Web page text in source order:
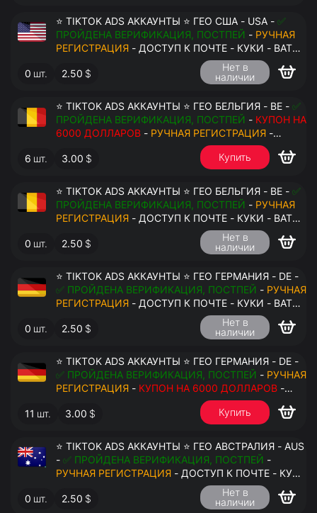
⭐ TIKTOK ADS АККАУНТЫ ⭐ ГЕО США - USA - ✅
ПРОЙДЕНА ВЕРИФИКАЦИЯ, ПОСТПЕЙ - РУЧНАЯ
РЕГИСТРАЦИЯ - ДОСТУП К ПОЧТЕ - КУКИ - ВАТ
ЗАПОЛНЕН - ПЕРЕДАЧА В АНТИДЕТЕКТ
0 шт. 2.50 $
Нет в
наличии
⭐ TIKTOK ADS АККАУНТЫ ⭐ ГЕО БЕЛЬГИЯ - BE - ✅
ПРОЙДЕНА ВЕРИФИКАЦИЯ, ПОСТПЕЙ - КУПОН НА
6000 ДОЛЛАРОВ - РУЧНАЯ РЕГИСТРАЦИЯ -
ДОСТУП К ПОЧТЕ - КУКИ - ВАТ ЗАПОЛНЕН -
ПЕРЕДАЧА В АНТИДЕТЕКТ
6 шт. 3.00 $ Купить
⭐ TIKTOK ADS АККАУНТЫ ⭐ ГЕО БЕЛЬГИЯ - BE - ✅
ПРОЙДЕНА ВЕРИФИКАЦИЯ, ПОСТПЕЙ - РУЧНАЯ
РЕГИСТРАЦИЯ - ДОСТУП К ПОЧТЕ - КУКИ - ВАТ
ЗАПОЛНЕН - ПЕРЕДАЧА В АНТИДЕТЕКТ
0 шт. 2.50 $
Нет в
наличии
⭐ TIKTOK ADS АККАУНТЫ ⭐ ГЕО ГЕРМАНИЯ - DE -
✅ ПРОЙДЕНА ВЕРИФИКАЦИЯ, ПОСТПЕЙ - РУЧНАЯ
РЕГИСТРАЦИЯ - ДОСТУП К ПОЧТЕ - КУКИ - ВАТ
ЗАПОЛНЕН - ПЕРЕДАЧА В АНТИДЕТЕКТ
0 шт. 2.50 $
Нет в
наличии
⭐ TIKTOK ADS АККАУНТЫ ⭐ ГЕО ГЕРМАНИЯ - DE -
✅ ПРОЙДЕНА ВЕРИФИКАЦИЯ, ПОСТПЕЙ - РУЧНАЯ
РЕГИСТРАЦИЯ - КУПОН НА 6000 ДОЛЛАРОВ -
ДОСТУП К ПОЧТЕ - КУКИ - ВАТ ЗАПОЛНЕН -
ПЕРЕДАЧА В АНТИДЕТЕКТ
11 шт. 3.00 $ Купить
⭐ TIKTOK ADS АККАУНТЫ ⭐ ГЕО АВСТРАЛИЯ - AUS
- ✅ ПРОЙДЕНА ВЕРИФИКАЦИЯ, ПОСТПЕЙ -
РУЧНАЯ РЕГИСТРАЦИЯ - ДОСТУП К ПОЧТЕ - КУКИ
- ВАТ ЗАПОЛНЕН - ПЕРЕДАЧА В АНТИДЕТЕКТ
0 шт. 2.50 $
Нет в
наличии
$